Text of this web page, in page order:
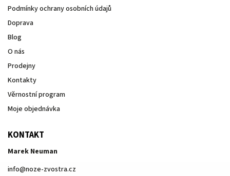
Podmínky ochrany osobních údajů
Doprava
Blog
O nás
Prodejny
Kontakty
Věrnostní program
Moje objednávka
KONTAKT
Marek Neuman
info@noze-zvostra.cz